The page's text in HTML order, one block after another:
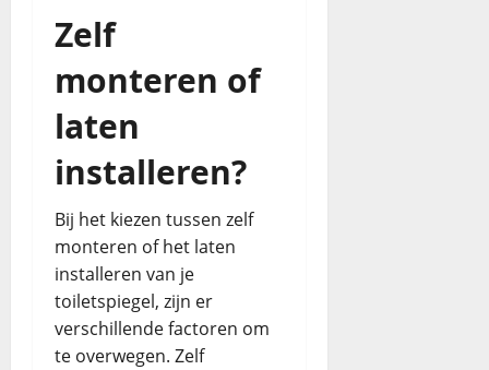
Zelf
monteren of
laten
installeren?
Bij het kiezen tussen zelf
monteren of het laten
installeren van je
toiletspiegel, zijn er
verschillende factoren om
te overwegen. Zelf